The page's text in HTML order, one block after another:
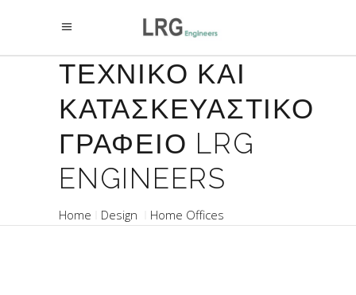
ΤΕΧΝΙΚΟ ΚΑΙ
ΚΑΤΑΣΚΕΥΑΣΤΙΚΟ
ΓΡΑΦΕΙΟ LRG
ENGINEERS
Home Design Home Offices